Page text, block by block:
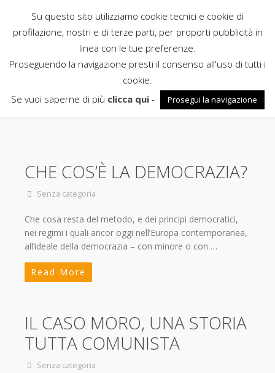
Rubbettino
Senza categoria
CHE COS’È LA DEMOCRAZIA?
Senza categoria
Che cosa resta del metodo, e dei principi democratici,
nei regimi i quali ancor oggi nell’Europa contemporanea,
all’ideale della democrazia – con minore o con …
Read More
IL CASO MORO, UNA STORIA
TUTTA COMUNISTA
Senza categoria
Su questo sito utilizziamo cookie tecnici e cookie di
profilazione, nostri e di terze parti, per proporti pubblicità in
linea con le tue preferenze.
Proseguendo la navigazione presti il consenso all'uso di tutti i
cookie.
Se vuoi saperne di più clicca qui- Prosegui la navigazione